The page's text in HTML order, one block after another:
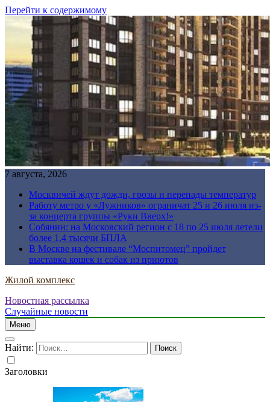
Перейти к содержимому
7 августа, 2026
Москвичей ждут дожди, грозы и перепады температур
Работу метро у «Лужников» ограничат 25 и 26 июля из-
за концерта группы «Руки Вверх!»
Собянин: на Московский регион с 18 по 25 июля летели
более 1,4 тысячи БПЛА
В Москве на фестивале “Моспитомец” пройдет
выставка кошек и собак из приютов
Жилой комплекс
Новостная рассылка
Случайные новости
Меню
Найти:
Заголовки